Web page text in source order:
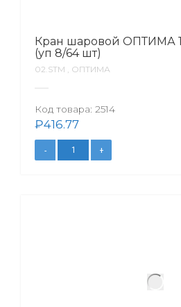
Кран шаровой ОПТИМА
(уп 8/64 шт)
02.SТМ , ОПТИМА
Код товара: 2514
₽416.77